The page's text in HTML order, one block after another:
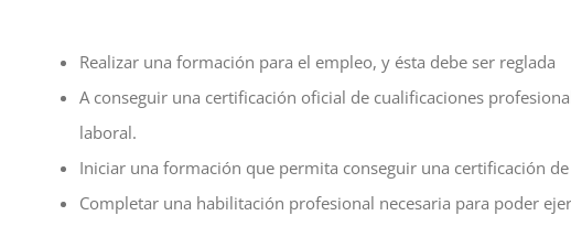
Realizar una formación para el empleo, y ésta debe ser reglada
A conseguir una certificación oficial de cualificaciones
laboral.
Iniciar una formación que permita conseguir una certificación
Completar una habilitación profesional necesaria para poder